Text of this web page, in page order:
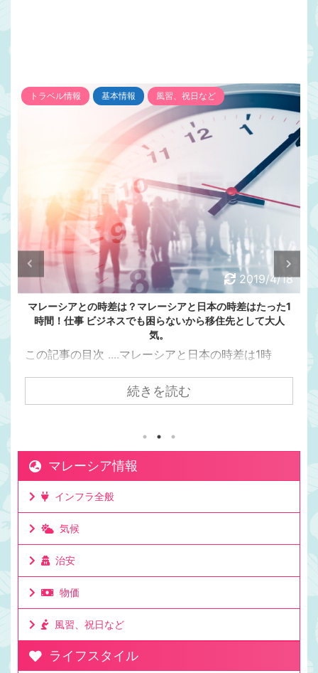
トラベル情報 基本情報 風習、祝日など
2019/4/18
マレーシアとの時差は？マレーシアと日本の時差はたった1
時間！仕事 ビジネスでも困らないから移住先として大人
気。
この記事の目次 ....マレーシアと日本の時差は1時
アラルンプールまで飛行機で7時間かかるけど時差は
1時間。マレーシアが移住先として人気の理由は時差
絡を取りやすい時差。移住して日本と仕事をしてい
る人もたくさんいる理由。ビジネスでリアルタイム
に連絡が取れるのは利点。ミーティングの時間も決
めやすいお昼休みの感覚も大体似た時間なのでわか
けど問題なし。時差としてはたった一時間 ...
続きを読む
マレーシア情報
インフラ全般
気候
治安
物価
風習、祝日など
ライフスタイル